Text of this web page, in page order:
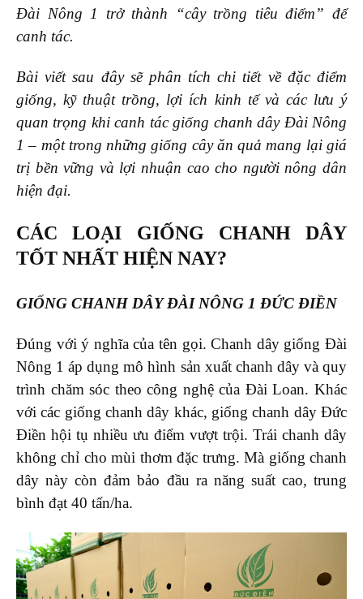
Đài Nông 1 trở thành “cây trồng tiêu điểm” để
canh tác.
Bài viết sau đây sẽ phân tích chi tiết về đặc điểm
giống, kỹ thuật trồng, lợi ích kinh tế và các lưu ý
quan trọng khi canh tác giống chanh dây Đài Nông
1 – một trong những giống cây ăn quả mang lại giá
trị bền vững và lợi nhuận cao cho người nông dân
hiện đại.
CÁC LOẠI GIỐNG CHANH DÂY
TỐT NHẤT HIỆN NAY?
GIỐNG CHANH DÂY ĐÀI NÔNG 1 ĐỨC ĐIỀN
Đúng với ý nghĩa của tên gọi. Chanh dây giống Đài
Nông 1 áp dụng mô hình sản xuất chanh dây và quy
trình chăm sóc theo công nghệ của Đài Loan. Khác
với các giống chanh dây khác, giống chanh dây Đức
Điền hội tụ nhiều ưu điểm vượt trội. Trái chanh dây
không chỉ cho mùi thơm đặc trưng. Mà giống chanh
dây này còn đảm bảo đầu ra năng suất cao, trung
bình đạt 40 tấn/ha.